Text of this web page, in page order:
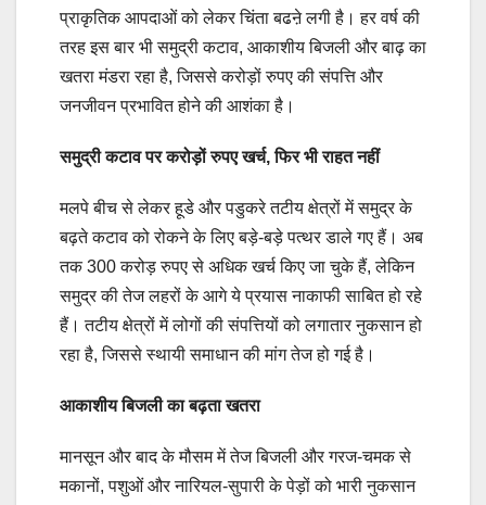
प्राकृतिक आपदाओं को लेकर चिंता बढऩे लगी है। हर वर्ष की
तरह इस बार भी समुद्री कटाव, आकाशीय बिजली और बाढ़ का
खतरा मंडरा रहा है, जिससे करोड़ों रुपए की संपत्ति और
जनजीवन प्रभावित होने की आशंका है।
समुद्री कटाव पर करोड़ों रुपए खर्च, फिर भी राहत नहीं
मलपे बीच से लेकर हूडे और पडुकरे तटीय क्षेत्रों में समुद्र के
बढ़ते कटाव को रोकने के लिए बड़े-बड़े पत्थर डाले गए हैं। अब
तक 300 करोड़ रुपए से अधिक खर्च किए जा चुके हैं, लेकिन
समुद्र की तेज लहरों के आगे ये प्रयास नाकाफी साबित हो रहे
हैं। तटीय क्षेत्रों में लोगों की संपत्तियों को लगातार नुकसान हो
रहा है, जिससे स्थायी समाधान की मांग तेज हो गई है।
आकाशीय बिजली का बढ़ता खतरा
मानसून और बाद के मौसम में तेज बिजली और गरज-चमक से
मकानों, पशुओं और नारियल-सुपारी के पेड़ों को भारी नुकसान